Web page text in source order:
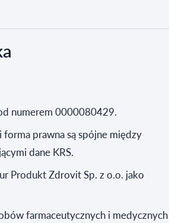
numerem 0000080429.
forma prawna są spójne między
dane KRS.
Produkt Zdrovit Sp. z o.o. jako
farmaceutycznych i medycznych